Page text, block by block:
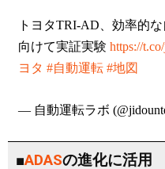
トヨタTRI-AD、効率的
向けて実証実験 https://
ヨタ #自動運転 #地図
— 自動運転ラボ
■ADASの進化に活用